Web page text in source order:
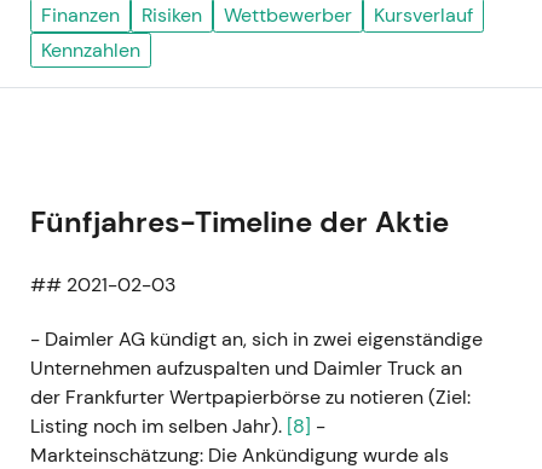
Finanzen
Risiken Wettbewerber
Kursverlauf
Kennzahlen
Fünfjahres-Timeline der Aktie
## 2021-02-03
- Daimler AG kündigt an, sich in zwei eigenständige
Unternehmen aufzuspalten und Daimler Truck an
der Frankfurter Wertpapierbörse zu notieren (Ziel:
Listing noch im selben Jahr). [8] -
Markteinschätzung: Die Ankündigung wurde als